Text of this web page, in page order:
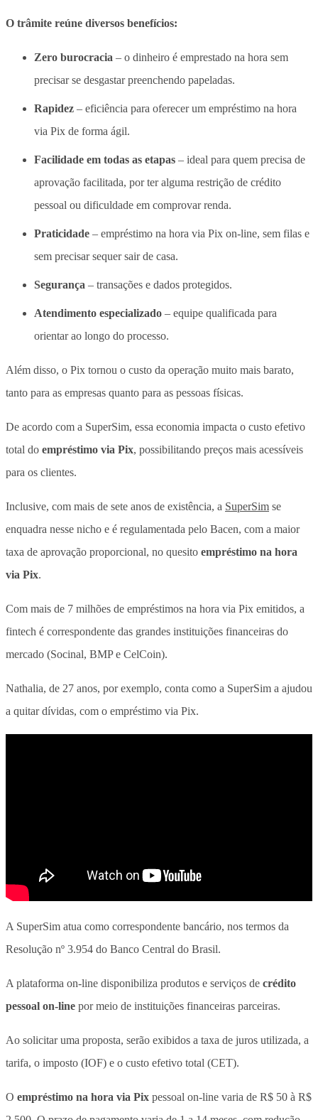
O trâmite reúne diversos benefícios:
Zero burocracia – o dinheiro é emprestado na hora sem
precisar se desgastar preenchendo papeladas.
Rapidez – eficiência para oferecer um empréstimo na hora
via Pix de forma ágil.
Facilidade em todas as etapas – ideal para quem precisa de
aprovação facilitada, por ter alguma restrição de crédito
pessoal ou dificuldade em comprovar renda.
Praticidade – empréstimo na hora via Pix on-line, sem filas e
sem precisar sequer sair de casa.
Segurança – transações e dados protegidos.
Atendimento especializado – equipe qualificada para
orientar ao longo do processo.
Além disso, o Pix tornou o custo da operação muito mais barato,
tanto para as empresas quanto para as pessoas físicas.
De acordo com a SuperSim, essa economia impacta o custo efetivo
total do empréstimo via Pix, possibilitando preços mais acessíveis
para os clientes.
Inclusive, com mais de sete anos de existência, a SuperSim se
enquadra nesse nicho e é regulamentada pelo Bacen, com a maior
taxa de aprovação proporcional, no quesito empréstimo na hora
via Pix.
Com mais de 7 milhões de empréstimos na hora via Pix emitidos, a
fintech é correspondente das grandes instituições financeiras do
mercado (Socinal, BMP e CelCoin).
Nathalia, de 27 anos, por exemplo, conta como a SuperSim a ajudou
a quitar dívidas, com o empréstimo via Pix.
A SuperSim atua como correspondente bancário, nos termos da
Resolução nº 3.954 do Banco Central do Brasil.
A plataforma on-line disponibiliza produtos e serviços de crédito
pessoal on-line por meio de instituições financeiras parceiras.
Ao solicitar uma proposta, serão exibidos a taxa de juros utilizada, a
tarifa, o imposto (IOF) e o custo efetivo total (CET).
O empréstimo na hora via Pix pessoal on-line varia de R$ 50 à R$